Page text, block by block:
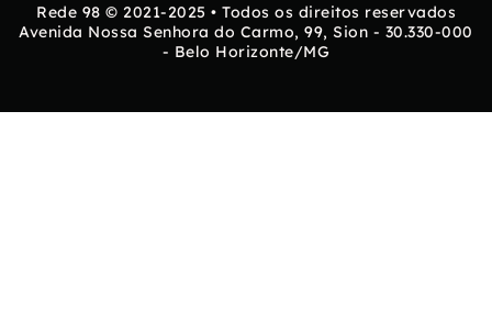
Rede 98 © 2021-2025 • Todos os direitos reservados
Avenida Nossa Senhora do Carmo, 99, Sion - 30.330-000
- Belo Horizonte/MG